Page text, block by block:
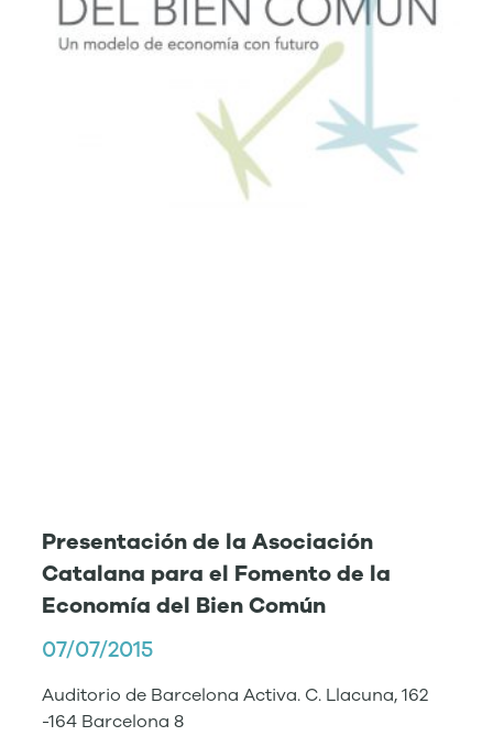
Presentación de la Asociación
Catalana para el Fomento de la
Economía del Bien Común
07/07/2015
Auditorio de Barcelona Activa. C. Llacuna, 162
-164 Barcelona 8